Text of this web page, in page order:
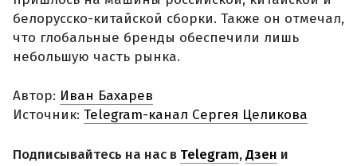
белорусско-китайской сборки. Также он отмечал,
что глобальные бренды обеспечили лишь
небольшую часть рынка.
Автор: Иван Бахарев
Источник: Telegram-канал Сергея Целикова
Подписывайтесь на нас в Telegram,Дзен и